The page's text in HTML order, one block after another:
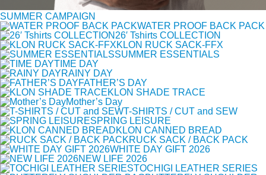
SUMMER CAMPAIGN
WATER PROOF BACK PACK
26′ Tshirts COLLECTION
KLON RUCK SACK-FFX
SUMMER ESSENTIALS
TIME DAY
RAINY DAY
FATHER’S DAY
KLON SHADE TRACE
Mother’s Day
T-SHIRTS / CUT and SEW
SPRING LEISURE
KLON CANNED BREAD
RUCK SACK / BACK PACK
WHITE DAY GIFT 2026
NEW LIFE 2026
TOCHIGI LEATHER SERIES